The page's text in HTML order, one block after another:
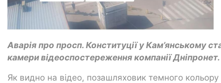
Аварія про просп. Конституції у Кам’янському
камери відеоспостереження компанії Дніпронет.
Як видно на відео, позашляховик темного